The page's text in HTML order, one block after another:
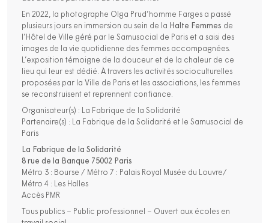
En 2022, la photographe Olga Prud’homme Farges a passé
plusieurs jours en immersion au sein de la Halte Femmes de
l’Hôtel de Ville géré par le Samusocial de Paris et a saisi des
images de la vie quotidienne des femmes accompagnées.
L’exposition témoigne de la douceur et de la chaleur de ce
lieu qui leur est dédié. À travers les activités socioculturelles
proposées par la Ville de Paris et les associations, les femmes
se reconstruisent et reprennent confiance.
Organisateur(s) : La Fabrique de la Solidarité
Partenaire(s) : La Fabrique de la Solidarité et le Samusocial de
Paris
La Fabrique de la Solidarité
8 rue de la Banque 75002 Paris
Métro 3 : Bourse / Métro 7 : Palais Royal Musée du Louvre/
Métro 4 : Les Halles
Accès PMR
Tous publics – Public professionnel – Ouvert aux écoles en